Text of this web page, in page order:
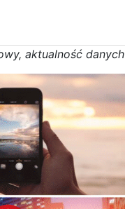
aktualność danych